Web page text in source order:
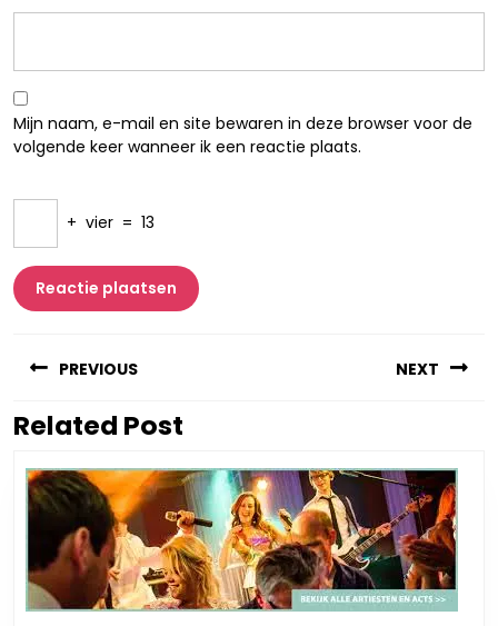
Mijn naam, e-mail en site bewaren in deze browser voor de
volgende keer wanneer ik een reactie plaats.
+ vier = 13
PREVIOUS
Vorig
NEXT
Related Post